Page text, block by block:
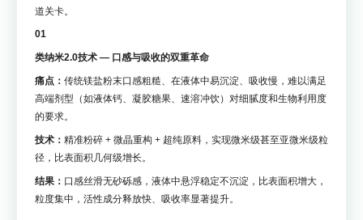
道关卡。
01
类纳米2.0技术 — 口感与吸收的双重革命
痛点： 传统镁盐粉末口感粗糙、在液体中易沉淀、吸收慢，难以满足
高端剂型（如液体钙、凝胶糖果、速溶冲饮）对细腻度和生物利用度
的要求。
技术： 精准粉碎 + 微晶重构 + 超纯原料，实现微米级甚至亚微米级粒
径，比表面积几何级增长。
结果： 口感丝滑无砂砾感，液体中悬浮稳定不沉淀，比表面积增大，
粒度集中，活性成分释放快、吸收率显著提升。